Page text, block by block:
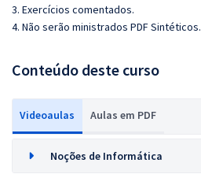
3. Exercícios comentados.
4. Não serão ministrados PDF Sintéticos.
Conteúdo deste curso
Videoaulas Aulas em PDF
Noções de Informática